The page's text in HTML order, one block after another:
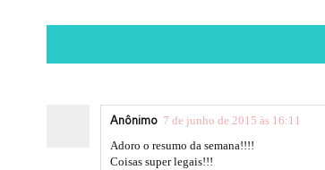
Anônimo 7 de junho de 2015 às 16:11
Adoro o resumo da semana!!!!
Coisas super legais!!!